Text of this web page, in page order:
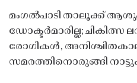
മംഗൽപാടി താലൂക്ക്
ഡോക്ടർമാരില്ല;
രോഗികൾ,
സമരത്തിനൊരുങ്ങി